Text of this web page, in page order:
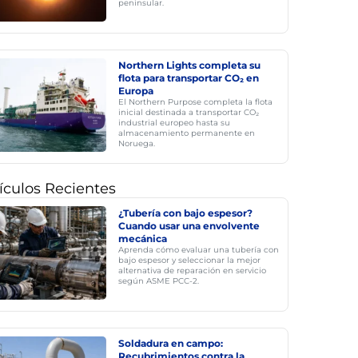
peninsular.
Northern Lights completa su
flota para transportar CO₂ en
Europa
El Northern Purpose completa la flota
inicial destinada a transportar CO₂
industrial europeo hasta su
almacenamiento permanente en
Noruega.
Recientes
¿Tubería con bajo espesor?
Cuando usar una envolvente
mecánica
Aprenda cómo evaluar una tubería con
bajo espesor y seleccionar la mejor
alternativa de reparación en servicio
según ASME PCC-2.
Soldadura en campo: